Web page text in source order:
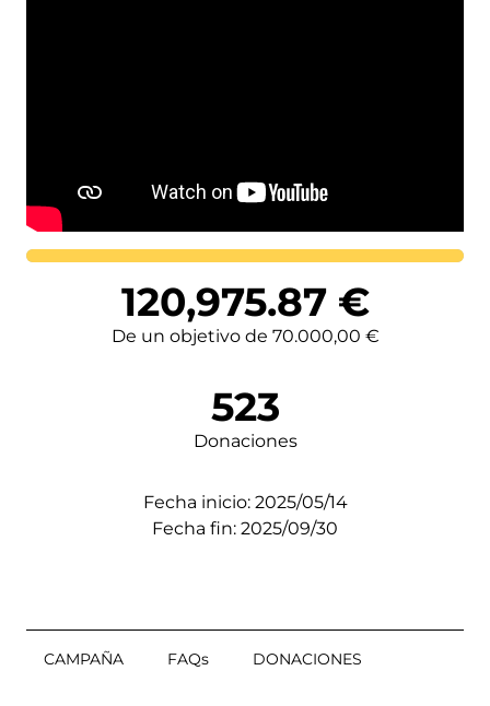
Lortutakoa
120,975.87€
De un objetivo de 70.000,00 €
523
Donaciones
Fecha inicio: 2025/05/14
Fecha fin: 2025/09/30
CAMPAÑA FAQs DONACIONES